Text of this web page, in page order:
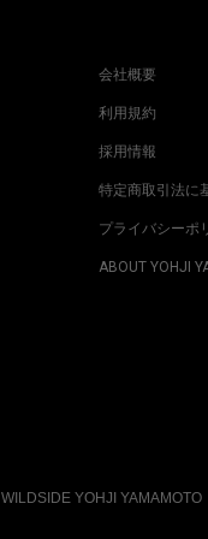
会社概要
利用規約
採用情報
特定商取引法に
プライバシーポ
ABOUT YOHJI
WILDSIDE YOHJI YAMAMOTO